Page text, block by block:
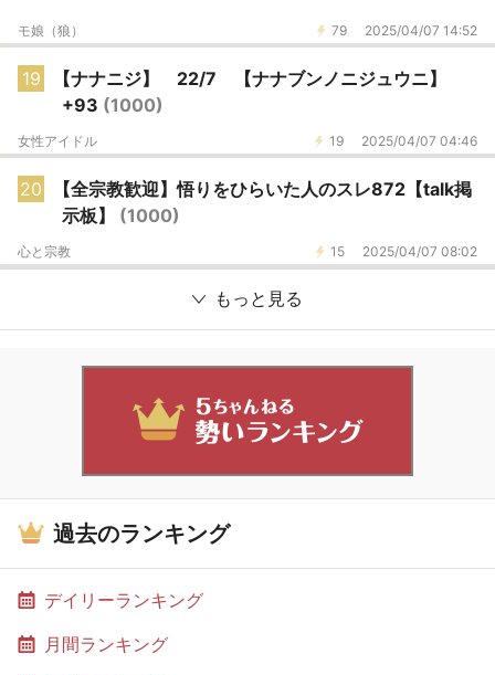
79 2025/04/07 14:52
モ娘（狼）
19
【ナナニジ】 22/7 【ナナブンノニジュウニ】
+93 (1000)
19 2025/04/07 04:46
女性アイドル
20
【全宗教歓迎】悟りをひらいた人のスレ872【talk掲
示板】 (1000)
15 2025/04/07 08:02
心と宗教
もっと見る
過去のランキング
デイリーランキング
月間ランキング